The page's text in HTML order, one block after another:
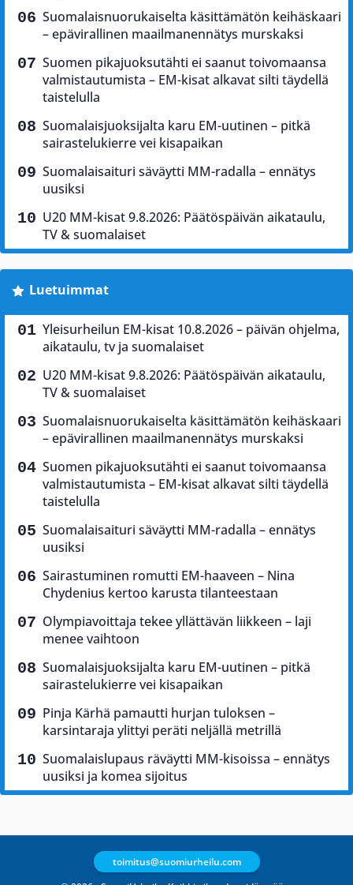
Suomalaisnuorukaiselta käsittämätön keihäskaari
– epävirallinen maailmanennätys murskaksi
Suomen pikajuoksutähti ei saanut toivomaansa
valmistautumista – EM-kisat alkavat silti täydellä
taistelulla
Suomalaisjuoksijalta karu EM-uutinen – pitkä
sairastelukierre vei kisapaikan
Suomalaisaituri säväytti MM-radalla – ennätys
uusiksi
U20 MM-kisat 9.8.2026: Päätöspäivän aikataulu,
TV & suomalaiset
Luetuimmat
Yleisurheilun EM-kisat 10.8.2026 – päivän ohjelma,
aikataulu, tv ja suomalaiset
U20 MM-kisat 9.8.2026: Päätöspäivän aikataulu,
TV & suomalaiset
Suomalaisnuorukaiselta käsittämätön keihäskaari
– epävirallinen maailmanennätys murskaksi
Suomen pikajuoksutähti ei saanut toivomaansa
valmistautumista – EM-kisat alkavat silti täydellä
taistelulla
Suomalaisaituri säväytti MM-radalla – ennätys
uusiksi
Sairastuminen romutti EM-haaveen – Nina
Chydenius kertoo karusta tilanteestaan
Olympiavoittaja tekee yllättävän liikkeen – laji
menee vaihtoon
Suomalaisjuoksijalta karu EM-uutinen – pitkä
sairastelukierre vei kisapaikan
Pinja Kärhä pamautti hurjan tuloksen –
karsintaraja ylittyi peräti neljällä metrillä
Suomalaislupaus räväytti MM-kisoissa – ennätys
uusiksi ja komea sijoitus
toimitus@suomiurheilu.com